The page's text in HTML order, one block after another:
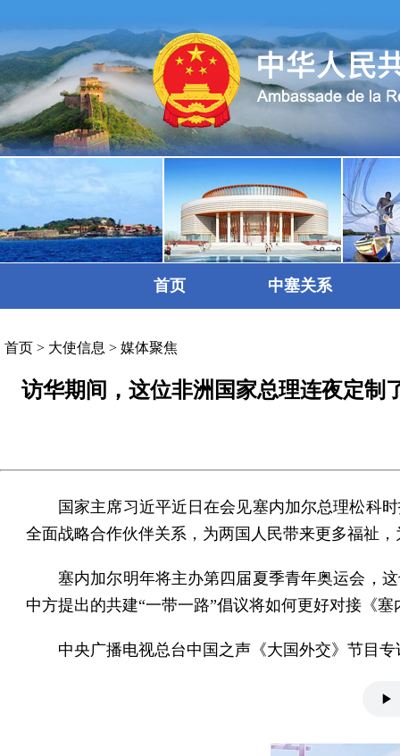
首页 中塞关系
首页 > 大使信息 > 媒体聚焦
访华期间，这位非洲国家总理连夜定
国家主席习近平近日在会见塞内加尔总理松科
全面战略合作伙伴关系，为两国人民带来更多福祉
塞内加尔明年将主办第四届夏季青年奥运会，
中方提出的共建“一带一路”倡议将如何更好对接《塞
中央广播电视总台中国之声《大国外交》节目